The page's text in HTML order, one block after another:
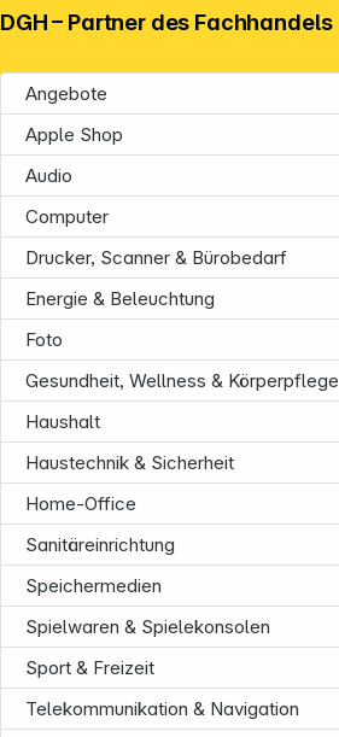
Angebote
Apple Shop
Audio
Computer
Drucker, Scanner & Bürobedarf
Energie & Beleuchtung
Foto
Gesundheit, Wellness & Körperpflege
Haushalt
Haustechnik & Sicherheit
Home-Office
Sanitäreinrichtung
Speichermedien
Spielwaren & Spielekonsolen
Sport & Freizeit
Telekommunikation & Navigation
DGH – Partner des Fachhandels